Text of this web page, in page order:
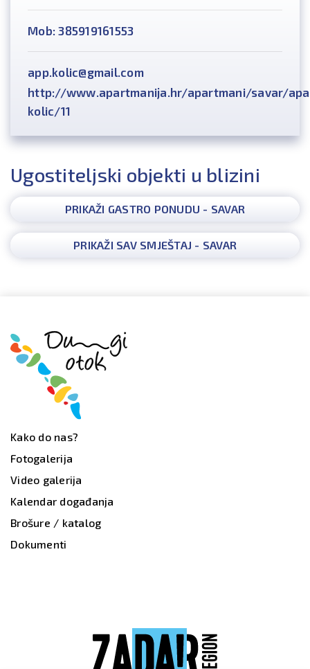
Mob: 385919161553
app.kolic@gmail.com
http://www.apartmanija.hr/apartmani/savar/
kolic/11
Ugostiteljski objekti u blizini
PRIKAŽI GASTRO PONUDU - SAVAR
PRIKAŽI SAV SMJEŠTAJ - SAVAR
Kako do nas?
Fotogalerija
Video galerija
Kalendar događanja
Brošure / katalog
Dokumenti